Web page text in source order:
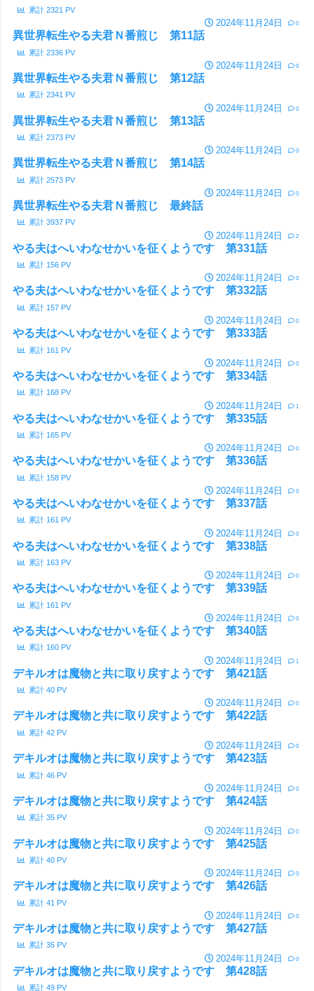
累計 2321 PV
2024年11月24日 0
異世界転生やる夫君Ｎ番煎じ 第11話
累計 2336 PV
2024年11月24日 0
異世界転生やる夫君Ｎ番煎じ 第12話
累計 2341 PV
2024年11月24日 0
異世界転生やる夫君Ｎ番煎じ 第13話
累計 2373 PV
2024年11月24日 0
異世界転生やる夫君Ｎ番煎じ 第14話
累計 2573 PV
2024年11月24日 0
異世界転生やる夫君Ｎ番煎じ 最終話
累計 3937 PV
2024年11月24日 2
やる夫はへいわなせかいを征くようです 第331話
累計 156 PV
2024年11月24日 0
やる夫はへいわなせかいを征くようです 第332話
累計 157 PV
2024年11月24日 0
やる夫はへいわなせかいを征くようです 第333話
累計 161 PV
2024年11月24日 0
やる夫はへいわなせかいを征くようです 第334話
累計 168 PV
2024年11月24日 1
やる夫はへいわなせかいを征くようです 第335話
累計 165 PV
2024年11月24日 0
やる夫はへいわなせかいを征くようです 第336話
累計 158 PV
2024年11月24日 0
やる夫はへいわなせかいを征くようです 第337話
累計 161 PV
2024年11月24日 0
やる夫はへいわなせかいを征くようです 第338話
累計 163 PV
2024年11月24日 0
やる夫はへいわなせかいを征くようです 第339話
累計 161 PV
2024年11月24日 0
やる夫はへいわなせかいを征くようです 第340話
累計 160 PV
2024年11月24日 1
デキルオは魔物と共に取り戻すようです 第421話
累計 40 PV
2024年11月24日 0
デキルオは魔物と共に取り戻すようです 第422話
累計 42 PV
2024年11月24日 0
デキルオは魔物と共に取り戻すようです 第423話
累計 46 PV
2024年11月24日 0
デキルオは魔物と共に取り戻すようです 第424話
累計 35 PV
2024年11月24日 0
デキルオは魔物と共に取り戻すようです 第425話
累計 40 PV
2024年11月24日 0
デキルオは魔物と共に取り戻すようです 第426話
累計 41 PV
2024年11月24日 0
デキルオは魔物と共に取り戻すようです 第427話
累計 35 PV
2024年11月24日 0
デキルオは魔物と共に取り戻すようです 第428話
累計 49 PV